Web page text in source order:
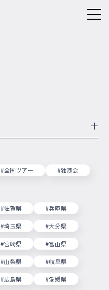
#全国ツアー #独演会
#佐賀県 #兵庫県
#埼玉県 #大分県
#宮崎県 #富山県
#山梨県 #岐阜県
#広島県 #愛媛県